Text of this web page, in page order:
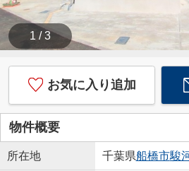
1 / 3
お気に入り追加
物件概要
所在地 千葉県船橋市駿